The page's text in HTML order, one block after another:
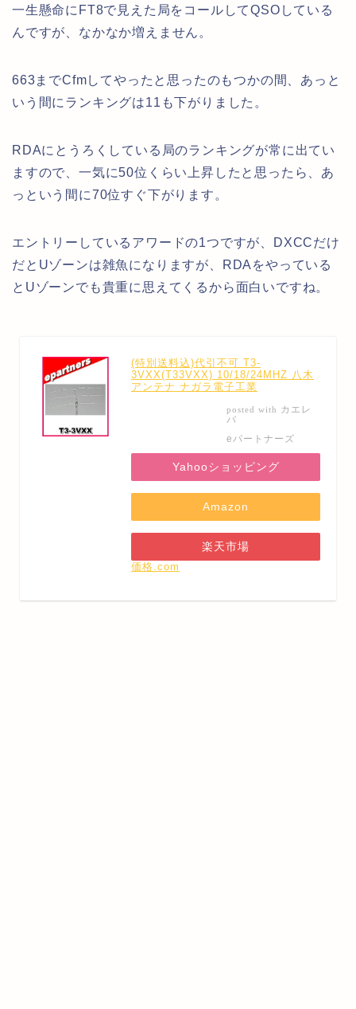
一生懸命にFT8で見えた局をコールしてQSOしている
んですが、なかなか増えません。
663までCfmしてやったと思ったのもつかの間、あっと
いう間にランキングは11も下がりました。
RDAにとうろくしている局のランキングが常に出てい
ますので、一気に50位くらい上昇したと思ったら、あ
っという間に70位すぐ下がります。
エントリーしているアワードの1つですが、DXCCだけ
だとUゾーンは雑魚になりますが、RDAをやっている
とUゾーンでも貴重に思えてくるから面白いですね。
(特別送料込)代引不可 T3-
3VXX(T33VXX) 10/18/24MHZ 八木
アンテナ ナガラ電子工業
posted with カエレ
バ
eパートナーズ
Yahooショッピング
Amazon
楽天市場
価格.com